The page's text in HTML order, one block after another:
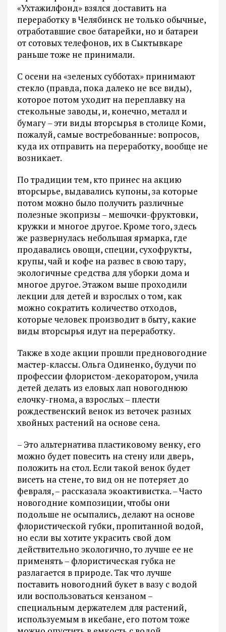
«Ухтажилфонд» взялся доставить на
переработку в Челябинск не только обычные,
отработавшие свое батарейки, но и батареи
от сотовых телефонов, их в Сыктывкаре
раньше тоже не принимали.
С осени на «зеленых субботах» принимают
стекло (правда, пока далеко не все виды),
которое потом уходит на переплавку на
стекольные заводы, и, конечно, металл и
бумагу – эти виды вторсырья в столице Коми,
пожалуй, самые востребованные: вопросов,
куда их отправить на переработку, вообще не
возникает.
По традиции тем, кто принес на акцию
вторсырье, выдавались купоны, за которые
потом можно было получить различные
полезные экопризы – мешочки-фруктовки,
кружки и многое другое. Кроме того, здесь
же развернулась небольшая ярмарка, где
продавались овощи, специи, сухофрукты,
крупы, чай и кофе на развес в свою тару,
экологичные средства для уборки дома и
многое другое. Этажом выше проходили
лекции для детей и взрослых о том, как
можно сократить количество отходов,
которые человек производит в быту, какие
виды вторсырья идут на переработку.
Также в ходе акции прошли предновогодние
мастер-классы. Ольга Одиненко, будучи по
профессии флористом-декоратором, учила
детей делать из еловых лап новогоднюю
елочку-гнома, а взрослых – плести
рождественский венок из веточек разных
хвойных растений на основе сена.
– Это альтернатива пластиковому венку, его
можно будет повесить на стену или дверь,
положить на стол. Если такой венок будет
висеть на стене, то вид он не потеряет до
февраля, – рассказала экоактивистка. – Часто
новогодние композиции, чтобы они
подольше не осыпались, делают на основе
флористической губки, пропитанной водой,
но если вы хотите украсить свой дом
действительно экологично, то лучше ее не
применять – флористическая губка не
разлагается в природе. Так что лучше
поставить новогодний букет в вазу с водой
или воспользоваться кензаном –
специальным держателем для растений,
используемым в икебане, его потом тоже